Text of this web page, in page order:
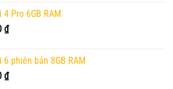
4 Pro 6GB RAM
₫
6 phiên bản 8GB RAM
₫